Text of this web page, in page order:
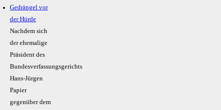
Gedrängel vor
der Hürde
Nachdem sich
der ehemalige
Präsident des
Bundesverfassungsgerichts
Hans-Jürgen
Papier
gegenüber dem